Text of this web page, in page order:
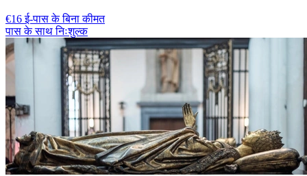
€16 ई-पास के बिना कीमत
पास के साथ निःशुल्क